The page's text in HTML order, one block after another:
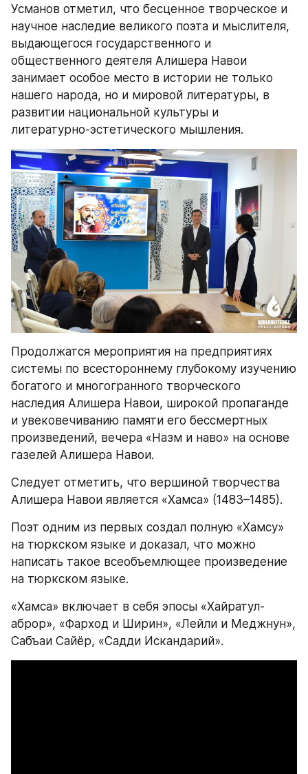
Усманов отметил, что бесценное творческое и
научное наследие великого поэта и мыслителя,
выдающегося государственного и
общественного деятеля Алишера Навои
занимает особое место в истории не только
нашего народа, но и мировой литературы, в
развитии национальной культуры и
литературно-эстетического мышления.
Продолжатся мероприятия на предприятиях
системы по всестороннему глубокому изучению
богатого и многогранного творческого
наследия Алишера Навои, широкой пропаганде
и увековечиванию памяти его бессмертных
произведений, вечера «Назм и наво» на основе
газелей Алишера Навои.
Следует отметить, что вершиной творчества
Алишера Навои является «Хамса» (1483–1485).
Поэт одним из первых создал полную «Хамсу»
на тюркском языке и доказал, что можно
написать такое всеобъемлющее произведение
на тюркском языке.
«Хамса» включает в себя эпосы «Хайратул-
аброр», «Фарход и Ширин», «Лейли и Меджнун»,
Сабъаи Сайёр, «Садди Искандарий».